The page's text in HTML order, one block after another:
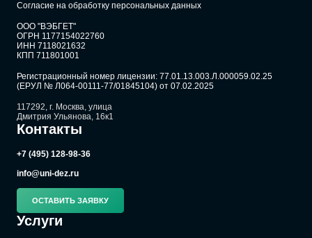
Согласие на обработку персональных данных
ООО "ВЭБГЕТ"
ОГРН 1177154022760
ИНН 7118021632
КПП 711801001
Регистрационный номер лицензии: 77.01.13.003.Л.000059.02.25
(ЕРУЛ № Л064-00111-77/01845104) от 07.02.2025
117292, г. Москва, улица
Дмитрия Ульянова, 16к1
Контакты
+7 (495) 128-98-36
info@uni-dez.ru
ОСТАВИТЬ ЗАЯВКУ
Услуги